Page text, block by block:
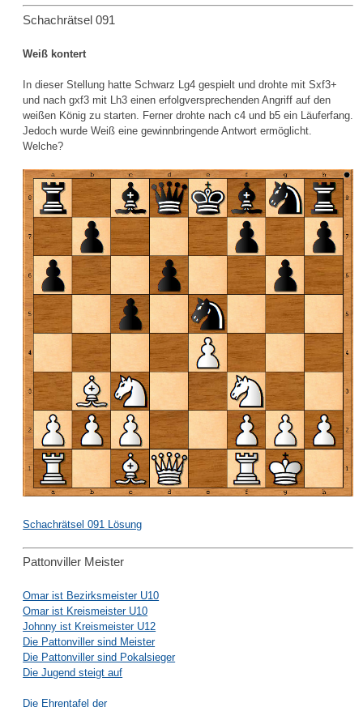
Schachrätsel 091
Weiß kontert
In dieser Stellung hatte Schwarz Lg4 gespielt und drohte mit Sxf3+
und nach gxf3 mit Lh3 einen erfolgversprechenden Angriff auf den
weißen König zu starten. Ferner drohte nach c4 und b5 ein Läuferfang.
Jedoch wurde Weiß eine gewinnbringende Antwort ermöglicht.
Welche?
Schachrätsel 091 Lösung
Pattonviller Meister
Omar ist Bezirksmeister U10
Omar ist Kreismeister U10
Johnny ist Kreismeister U12
Die Pattonviller sind Meister
Die Pattonviller sind Pokalsieger
Die Jugend steigt auf
Die Ehrentafel der